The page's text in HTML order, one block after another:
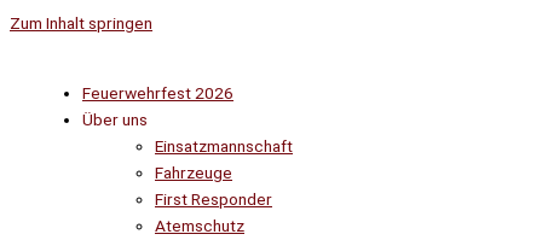
Zum Inhalt springen
Feuerwehrfest 2026
Über uns
Einsatzmannschaft
Fahrzeuge
First Responder
Atemschutz